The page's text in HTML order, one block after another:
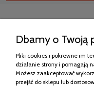
Dbamy o Twoją
Pliki cookies i pokrewne im
działanie strony i pomagają
Możesz zaakceptować
przejść do sklepu lub